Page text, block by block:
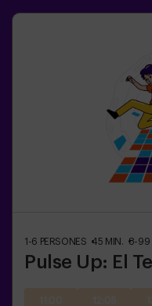
1-6 PERSONES 45 MIN. 8-99
Pulse Up: El